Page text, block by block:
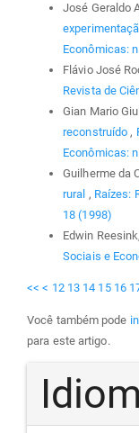
José Geraldo
Econômicas:
Flávio José
Revista de
Gian Mario
reconstruído,
Econômicas:
Guilherme da
rural , Raízes:
18 (1998)
Edwin Reesink,
Sociais e
<< < 12 13 14 15 16
Você também pode
para este artigo.